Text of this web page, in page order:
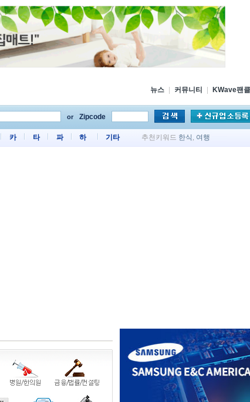
뉴스 커뮤니티 KWave팬
or Zipcode
카 타 파 하 기타 추천키워드 한식 , 여행